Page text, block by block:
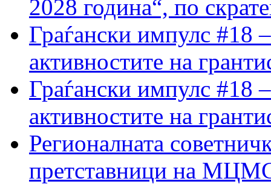
2028 година“, по
Граѓански импулс #18
активностите на
Граѓански импулс #18
активностите на
Регионалната
претставници на МЦМС